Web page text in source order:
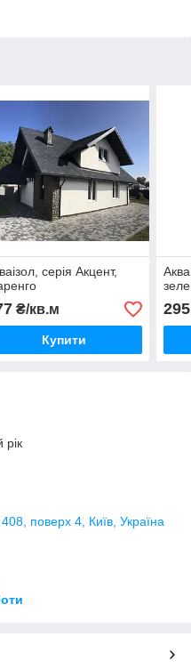
серія Акцент,
₴/кв.м
Купити
295
рік
поверх 4, Київ, Україна